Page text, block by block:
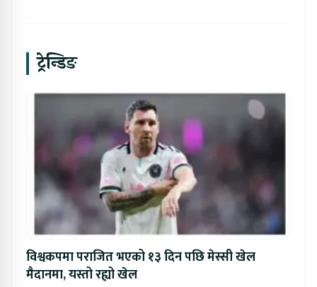
ट्रेन्डिङ
विश्वकपमा पराजित भएको १३ दिन पछि मेस्सी खेल
मैदानमा, यस्तो रह्यो खेल